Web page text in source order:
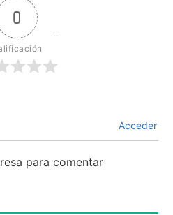
0
Acceder
para comentar